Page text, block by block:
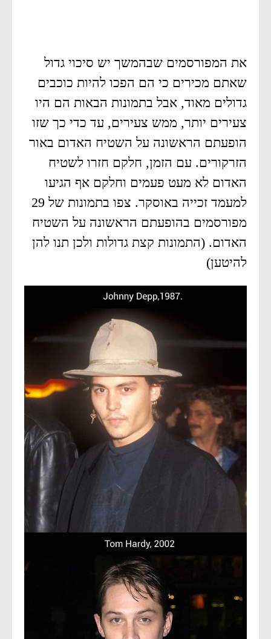
את המפורסמים שבהמשך יש סיכוי גדול
שאתם מכירים כי הם הפכו להיות כוכבים
גדולים מאוד, אבל בתמונות הבאות הם היו
צעירים יותר, ממש צעירים, עד כדי כך שזו
הופעתם הראשונה על השטיח האדום באור
הזרקורים. עם הזמן, חלקם חזרו לשטיח
האדום לא מעט פעמים וחלקם אף הגיעו
למעמד זכייה באוסקר. צפו בתמונות של 29
מפורסמים בהופעתם הראשונה על השטיח
האדום. (התמונות קצת גדולות ולכן תנו להן
להיטען)